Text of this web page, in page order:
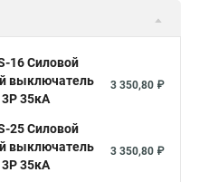
16 Силовой
выключатель
35кА
3 350,80 ₽
25 Силовой
выключатель
35кА
3 350,80 ₽